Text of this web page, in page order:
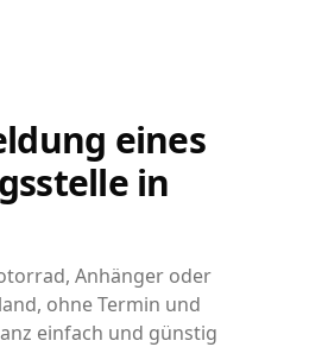
eines
in
Anhänger oder
ohne Termin und
einfach und günstig